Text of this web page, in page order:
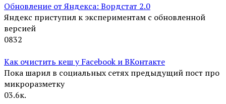
Обновление от Яндекса: Вордстат 2.0
Яндекс приступил к экспериментам с обновленной
версией
0832
Как очистить кеш у Facebook и ВКонтакте
Пока шарил в социальных сетях предыдущий пост про
микроразметку
03.6к.